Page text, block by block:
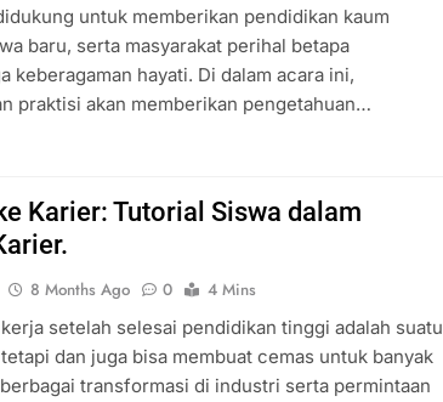
untuk memberikan pendidikan kaum
baru, serta masyarakat perihal betapa
keberagaman hayati. Di dalam acara ini,
praktisi akan memberikan pengetahuan…
Karier: Tutorial Siswa dalam
8 Months Ago 0
4 Mins
setelah selesai pendidikan tinggi adalah suatu
dan juga bisa membuat cemas untuk banyak
transformasi di industri serta permintaan